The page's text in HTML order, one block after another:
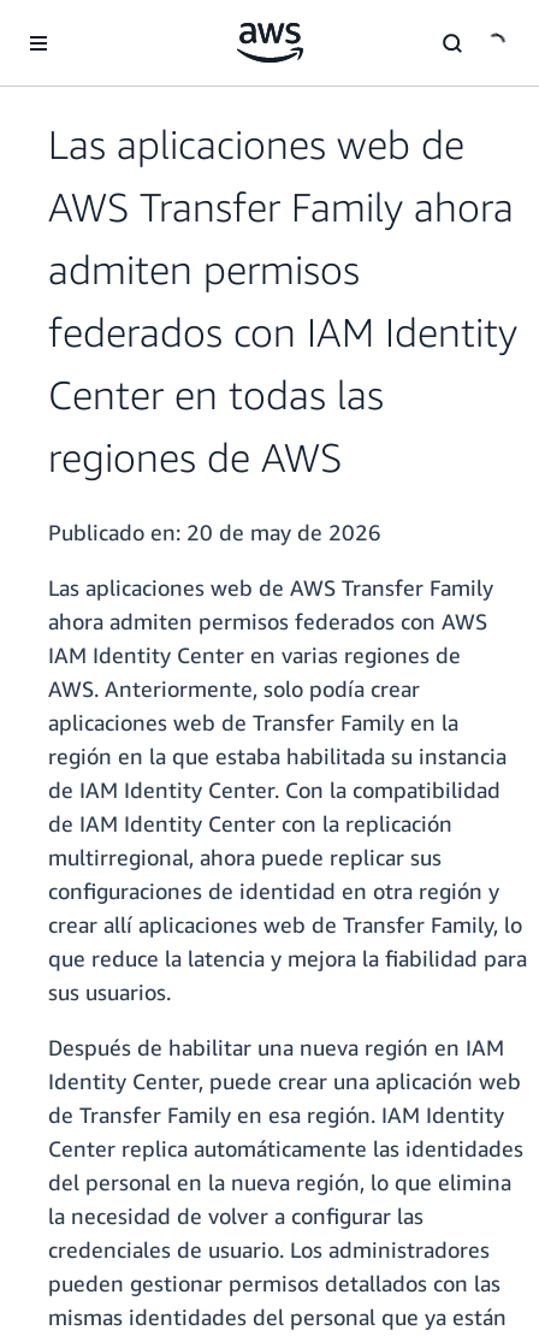
Las aplicaciones web de
AWS Transfer Family ahora
admiten permisos
federados con IAM Identity
Center en todas las
regiones de AWS
Publicado en: 20 de may de 2026
Las aplicaciones web de AWS Transfer Family
ahora admiten permisos federados con AWS
IAM Identity Center en varias regiones de
AWS. Anteriormente, solo podía crear
aplicaciones web de Transfer Family en la
región en la que estaba habilitada su instancia
de IAM Identity Center. Con la compatibilidad
de IAM Identity Center con la replicación
multirregional, ahora puede replicar sus
configuraciones de identidad en otra región y
crear allí aplicaciones web de Transfer Family, lo
que reduce la latencia y mejora la fiabilidad para
sus usuarios.
Después de habilitar una nueva región en IAM
Identity Center, puede crear una aplicación web
de Transfer Family en esa región. IAM Identity
Center replica automáticamente las identidades
del personal en la nueva región, lo que elimina
la necesidad de volver a configurar las
credenciales de usuario. Los administradores
pueden gestionar permisos detallados con las
mismas identidades del personal que ya están